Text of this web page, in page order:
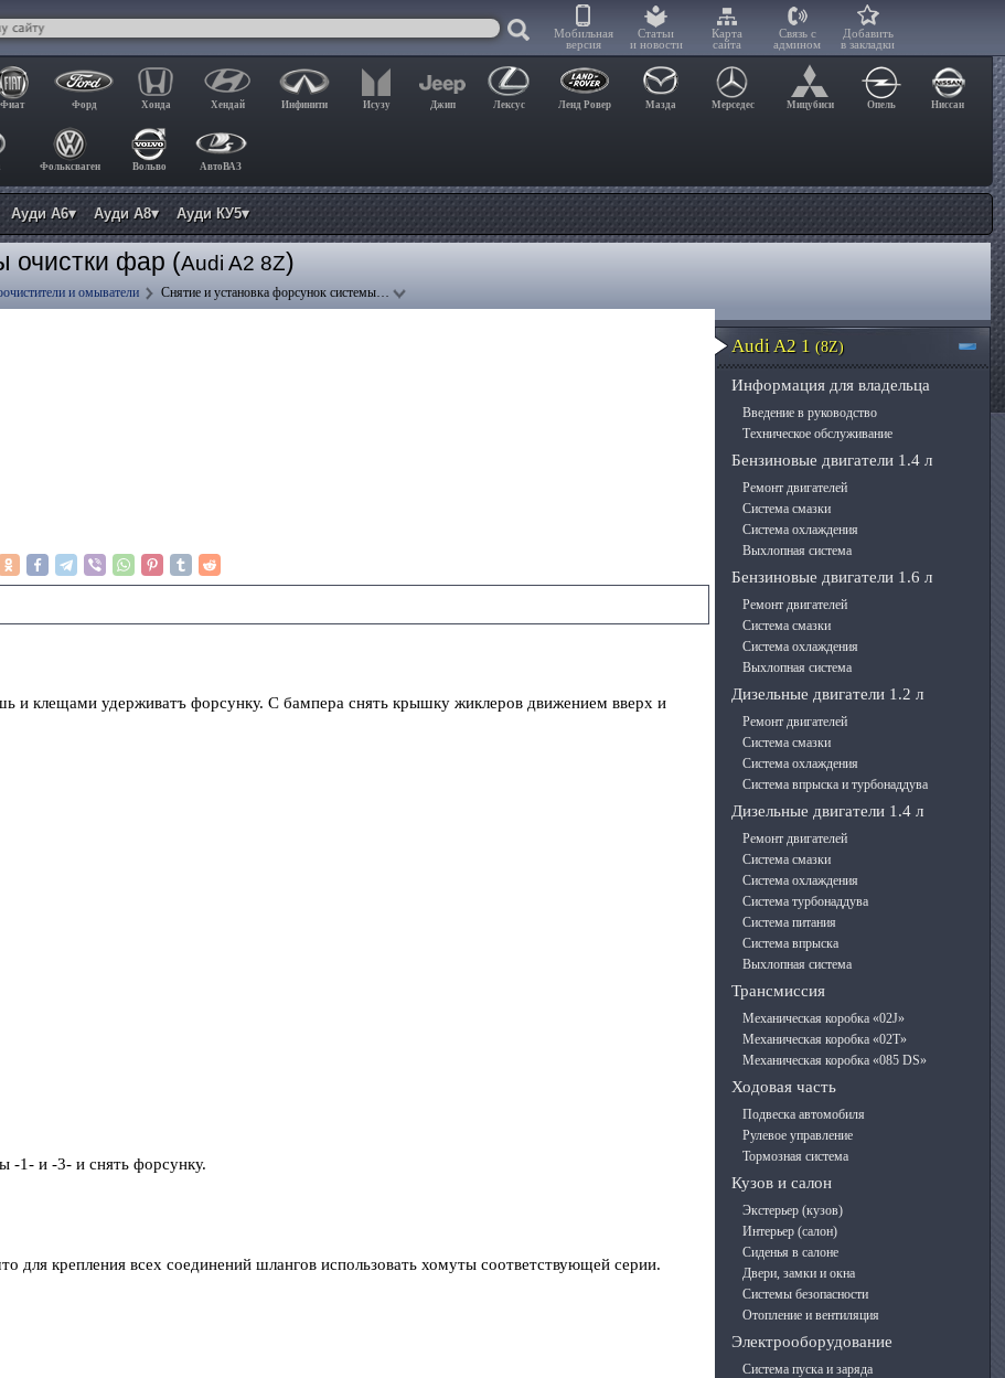
Мобильная
версия
Статьи
и новости
Карта
сайта
Связь с
админом
Добавить
в закладки
Фиат Форд Хонда Хендай Инфинити Исузу Джип Лексус Ленд Ровер Мазда Мерседес Мицубиси Опель Ниссан
Фольксваген Вольво АвтоВАЗ
Ауди А6▾ Ауди А8▾ Ауди КУ5▾
очистки фар (Audi A2 8Z)
и омыватели Снятие и установка форсунок системы…
и клещами удерживатъ форсунку. С бампера снять крышку жиклеров движением вверх и
-1- и -3- и снять форсунку.
для крепления всех соединений шлангов использовать хомуты соответствующей серии.
Audi A2 1 (8Z)
Информация для владельца
Введение в руководство
Техническое обслуживание
Бензиновые двигатели 1.4 л
Ремонт двигателей
Система смазки
Система охлаждения
Выхлопная система
Бензиновые двигатели 1.6 л
Ремонт двигателей
Система смазки
Система охлаждения
Выхлопная система
Дизельные двигатели 1.2 л
Ремонт двигателей
Система смазки
Система охлаждения
Система впрыска и турбонаддува
Дизельные двигатели 1.4 л
Ремонт двигателей
Система смазки
Система охлаждения
Система турбонаддува
Система питания
Система впрыска
Выхлопная система
Трансмиссия
Механическая коробка «02J»
Механическая коробка «02T»
Механическая коробка «085 DS»
Ходовая часть
Подвеска автомобиля
Рулевое управление
Тормозная система
Кузов и салон
Экстерьер (кузов)
Интерьер (салон)
Сиденья в салоне
Двери, замки и окна
Системы безопасности
Отопление и вентиляция
Электрооборудование
Система пуска и заряда